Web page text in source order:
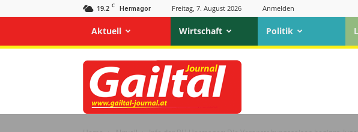
19.2 C Hermagor Freitag, 7. August 2026 Anmelden
Aktuell Wirtschaft Politik
Gailtal
Journal